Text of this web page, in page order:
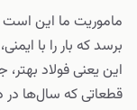
ماموریت ما این است
برسد که بار را با
این یعنی فولاد
قطعاتی که سال‌ها